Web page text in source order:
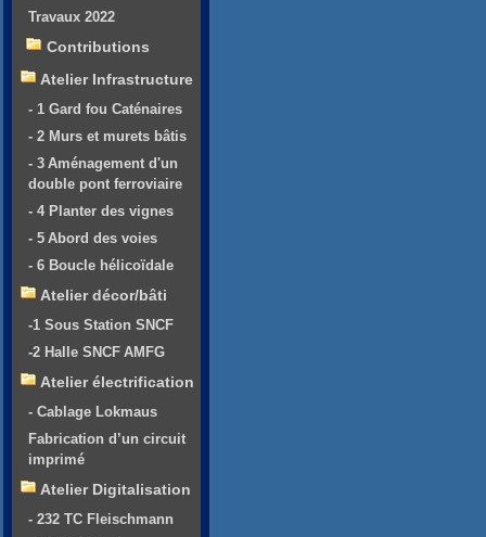
Travaux 2022
Contributions
Atelier Infrastructure
- 1 Gard fou Caténaires
- 2 Murs et murets bâtis
- 3 Aménagement d'un
double pont ferroviaire
- 4 Planter des vignes
- 5 Abord des voies
- 6 Boucle hélicoïdale
Atelier décor/bâti
-1 Sous Station SNCF
-2 Halle SNCF AMFG
Atelier électrification
- Cablage Lokmaus
Fabrication d’un circuit
imprimé
Atelier Digitalisation
- 232 TC Fleischmann